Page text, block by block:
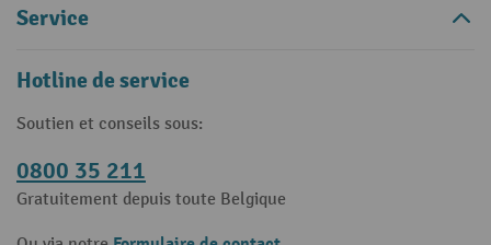
Service
Hotline de service
Soutien et conseils sous:
0800 35 211
Gratuitement depuis toute Belgique